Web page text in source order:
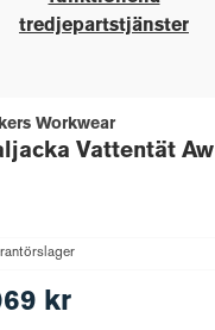
tredjepartstjänster
Workwear
Vattentät Aw
kr